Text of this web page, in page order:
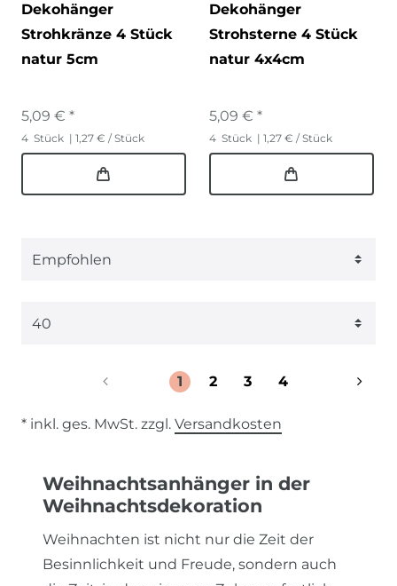
Dekohänger
Strohkränze 4 Stück
natur 5cm
5,09 € *
4 Stück | 1,27 € / Stück
Dekohänger
Strohsterne 4 Stück
natur 4x4cm
5,09 € *
4 Stück | 1,27 € / Stück
1 2 3 4
* inkl. ges. MwSt. zzgl. Versandkosten
Weihnachtsanhänger in der
Weihnachtsdekoration
Weihnachten ist nicht nur die Zeit der
Besinnlichkeit und Freude, sondern auch